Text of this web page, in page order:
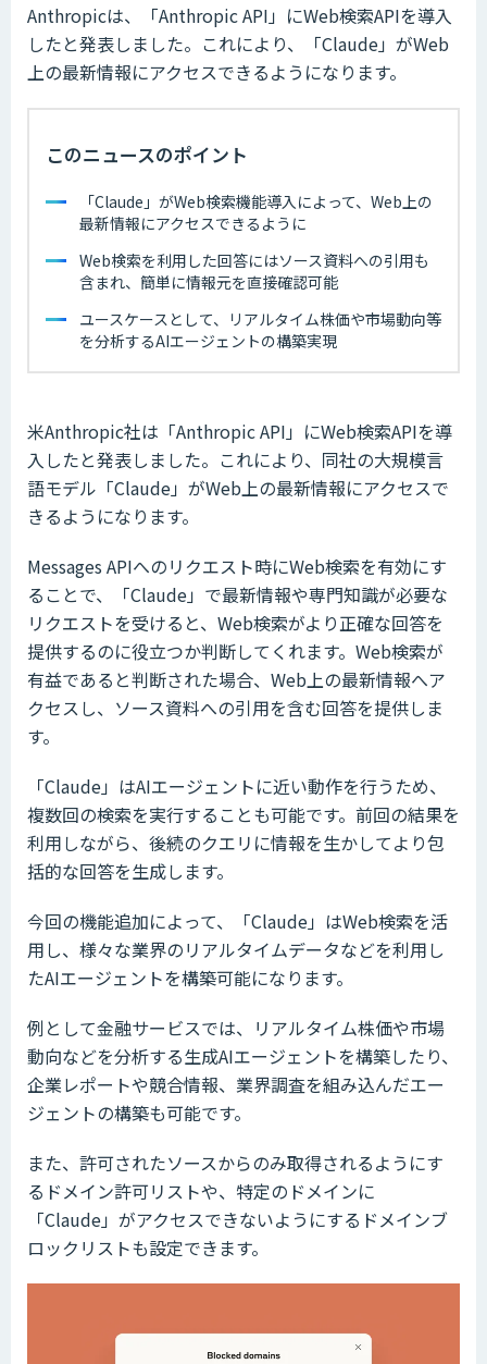
Anthropicは、「Anthropic API」にWeb検索APIを導入
したと発表しました。これにより、「Claude」がWeb
上の最新情報にアクセスできるようになります。
このニュースのポイント
「Claude」がWeb検索機能導入によって、Web上の
最新情報にアクセスできるように
Web検索を利用した回答にはソース資料への引用も
含まれ、簡単に情報元を直接確認可能
ユースケースとして、リアルタイム株価や市場動向等
を分析するAIエージェントの構築実現
米Anthropic社は「Anthropic API」にWeb検索APIを導
入したと発表しました。これにより、同社の大規模言
語モデル「Claude」がWeb上の最新情報にアクセスで
きるようになります。
Messages APIへのリクエスト時にWeb検索を有効にす
ることで、「Claude」で最新情報や専門知識が必要な
リクエストを受けると、Web検索がより正確な回答を
提供するのに役立つか判断してくれます。Web検索が
有益であると判断された場合、Web上の最新情報へア
クセスし、ソース資料への引用を含む回答を提供しま
す。
「Claude」はAIエージェントに近い動作を行うため、
複数回の検索を実行することも可能です。前回の結果を
利用しながら、後続のクエリに情報を生かしてより包
括的な回答を生成します。
今回の機能追加によって、「Claude」はWeb検索を活
用し、様々な業界のリアルタイムデータなどを利用し
たAIエージェントを構築可能になります。
例として金融サービスでは、リアルタイム株価や市場
動向などを分析する生成AIエージェントを構築したり、
企業レポートや競合情報、業界調査を組み込んだエー
ジェントの構築も可能です。
また、許可されたソースからのみ取得されるようにす
るドメイン許可リストや、特定のドメインに
「Claude」がアクセスできないようにするドメインブ
ロックリストも設定できます。